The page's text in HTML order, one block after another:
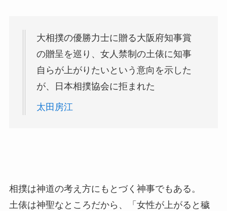
大相撲の優勝力士に贈る大阪府知事賞
の贈呈を巡り、女人禁制の土俵に知事
自らが上がりたいという意向を示した
が、日本相撲協会に拒まれた
太田房江
相撲は神道の考え方にもとづく神事でもある。
土俵は神聖なところだから、「女性が上がると穢